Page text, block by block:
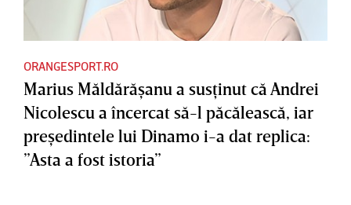
ORANGESPORT.RO
Marius Măldărăşanu a susţinut că Andrei
Nicolescu a încercat să-l păcălească, iar
preşedintele lui Dinamo i-a dat replica:
”Asta a fost istoria”